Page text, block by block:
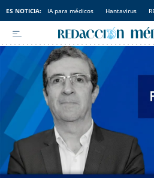
ES NOTICIA: IA para médicos Hantavirus